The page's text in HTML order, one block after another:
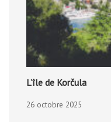
L’île de Korčula
26 octobre 2025